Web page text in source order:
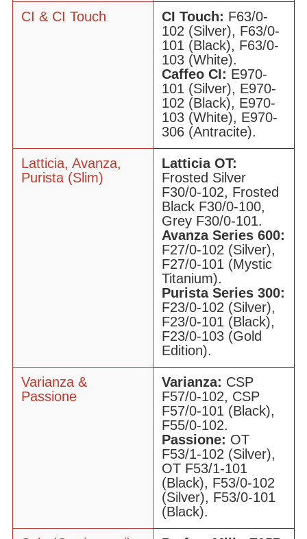
CI & CI Touch CI Touch: F63/0-
102 (Silver), F63/0-
101 (Black), F63/0-
103 (White).
Caffeo CI: E970-
101 (Silver), E970-
102 (Black), E970-
103 (White), E970-
306 (Antracite).
Latticia, Avanza,
Purista (Slim)
Latticia OT:
Frosted Silver
F30/0-102, Frosted
Black F30/0-100,
Grey F30/0-101.
Avanza Series 600:
F27/0-102 (Silver),
F27/0-101 (Mystic
Titanium).
Purista Series 300:
F23/0-102 (Silver),
F23/0-101 (Black),
F23/0-103 (Gold
Edition).
Varianza &
Passione
Varianza: CSP
F57/0-102, CSP
F57/0-101 (Black),
F55/0-102.
Passione: OT
F53/1-102 (Silver),
OT F53/1-101
(Black), F53/0-102
(Silver), F53/0-101
(Black).